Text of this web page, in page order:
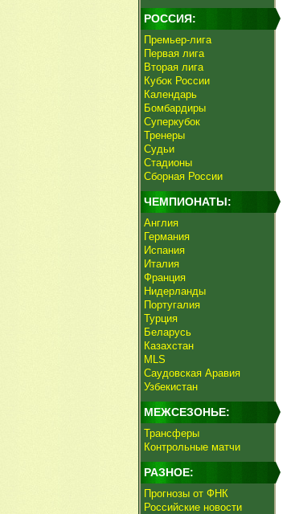
РОССИЯ:
Премьер-лига
Первая лига
Вторая лига
Кубок России
Календарь
Бомбардиры
Суперкубок
Тренеры
Судьи
Стадионы
Сборная России
ЧЕМПИОНАТЫ:
Англия
Германия
Испания
Италия
Франция
Нидерланды
Португалия
Турция
Беларусь
Казахстан
MLS
Саудовская Аравия
Узбекистан
МЕЖСЕЗОНЬЕ:
Трансферы
Контрольные матчи
РАЗНОЕ:
Прогнозы от ФНК
Российские новости